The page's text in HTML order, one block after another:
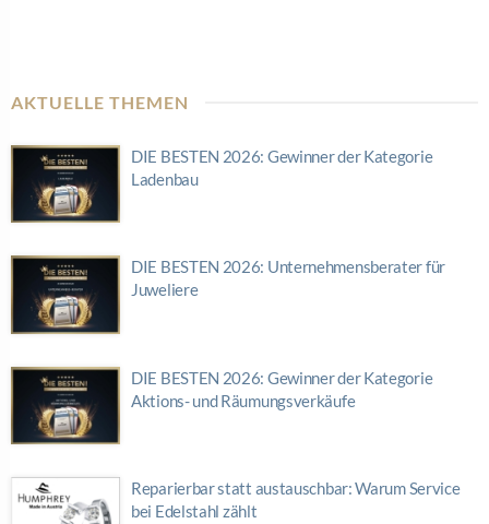
AKTUELLE THEMEN
DIE BESTEN 2026: Gewinner der Kategorie
Ladenbau
DIE BESTEN 2026: Unternehmensberater für
Juweliere
DIE BESTEN 2026: Gewinner der Kategorie
Aktions- und Räumungsverkäufe
Reparierbar statt austauschbar: Warum Service
bei Edelstahl zählt